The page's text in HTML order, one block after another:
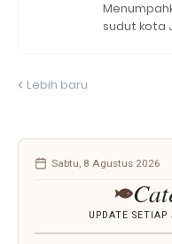
sudut kota
Lebih baru
Sabtu, 8 Agustus 2026
UPDATE